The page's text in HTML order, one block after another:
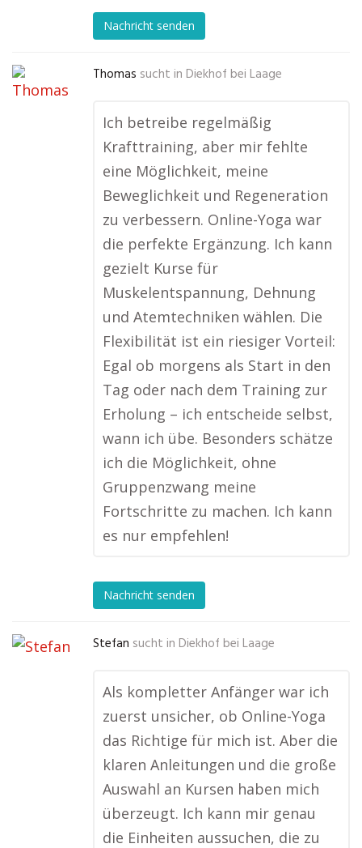
Nachricht senden
Thomas sucht in Diekhof bei Laage
Ich betreibe regelmäßig
Krafttraining, aber mir fehlte
eine Möglichkeit, meine
Beweglichkeit und Regeneration
zu verbessern. Online-Yoga war
die perfekte Ergänzung. Ich kann
gezielt Kurse für
Muskelentspannung, Dehnung
und Atemtechniken wählen. Die
Flexibilität ist ein riesiger Vorteil:
Egal ob morgens als Start in den
Tag oder nach dem Training zur
Erholung – ich entscheide selbst,
wann ich übe. Besonders schätze
ich die Möglichkeit, ohne
Gruppenzwang meine
Fortschritte zu machen. Ich kann
es nur empfehlen!
Nachricht senden
Stefan sucht in Diekhof bei Laage
Als kompletter Anfänger war ich
zuerst unsicher, ob Online-Yoga
das Richtige für mich ist. Aber die
klaren Anleitungen und die große
Auswahl an Kursen haben mich
überzeugt. Ich kann mir genau
die Einheiten aussuchen, die zu